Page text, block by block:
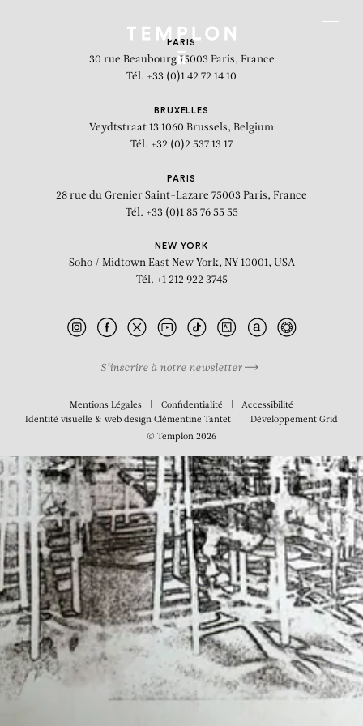
Untitled VII
PARIS
30 rue Beaubourg 75003 Paris, France
Tél. +33 (0)1 42 72 14 10
BRUXELLES
Veydtstraat 13 1060 Brussels, Belgium
Tél. +32 (0)2 537 13 17
PARIS
28 rue du Grenier Saint-Lazare 75003 Paris, France
Tél. +33 (0)1 85 76 55 55
NEW YORK
Soho / Midtown East New York, NY 10001, USA
Tél. +1 212 922 3745
S’inscrire à notre newsletter
Mentions Légales Confidentialité
Accessibilité
Identité visuelle & web designClémentine Tantet Développement Grid
© Templon 2026